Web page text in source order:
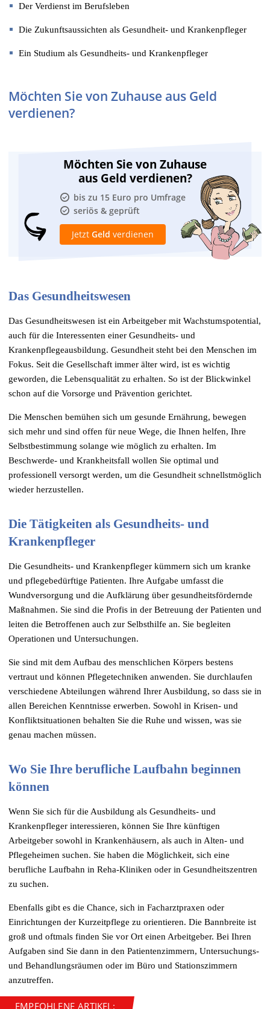
Der Verdienst im Berufsleben
Die Zukunftsaussichten als Gesundheit- und Krankenpfleger
Ein Studium als Gesundheits- und Krankenpfleger
Möchten Sie von Zuhause aus Geld
verdienen?
Möchten Sie von Zuhause
aus Geld verdienen?
bis zu 15 Euro pro Umfrage
seriös & geprüft
Jetzt Geld verdienen
Das Gesundheitswesen
Das Gesundheitswesen ist ein Arbeitgeber mit Wachstumspotential,
auch für die Interessenten einer Gesundheits- und
Krankenpflegeausbildung. Gesundheit steht bei den Menschen im
Fokus. Seit die Gesellschaft immer älter wird, ist es wichtig
geworden, die Lebensqualität zu erhalten. So ist der Blickwinkel
schon auf die Vorsorge und Prävention gerichtet.
Die Menschen bemühen sich um gesunde Ernährung, bewegen
sich mehr und sind offen für neue Wege, die Ihnen helfen, Ihre
Selbstbestimmung solange wie möglich zu erhalten. Im
Beschwerde- und Krankheitsfall wollen Sie optimal und
professionell versorgt werden, um die Gesundheit schnellstmöglich
wieder herzustellen.
Die Tätigkeiten als Gesundheits- und
Krankenpfleger
Die Gesundheits- und Krankenpfleger kümmern sich um kranke
und pflegebedürftige Patienten. Ihre Aufgabe umfasst die
Wundversorgung und die Aufklärung über gesundheitsfördernde
Maßnahmen. Sie sind die Profis in der Betreuung der Patienten und
leiten die Betroffenen auch zur Selbsthilfe an. Sie begleiten
Operationen und Untersuchungen.
Sie sind mit dem Aufbau des menschlichen Körpers bestens
vertraut und können Pflegetechniken anwenden. Sie durchlaufen
verschiedene Abteilungen während Ihrer Ausbildung, so dass sie in
allen Bereichen Kenntnisse erwerben. Sowohl in Krisen- und
Konfliktsituationen behalten Sie die Ruhe und wissen, was sie
genau machen müssen.
Wo Sie Ihre berufliche Laufbahn beginnen
können
Wenn Sie sich für die Ausbildung als Gesundheits- und
Krankenpfleger interessieren, können Sie Ihre künftigen
Arbeitgeber sowohl in Krankenhäusern, als auch in Alten- und
Pflegeheimen suchen. Sie haben die Möglichkeit, sich eine
berufliche Laufbahn in Reha-Kliniken oder in Gesundheitszentren
zu suchen.
Ebenfalls gibt es die Chance, sich in Facharztpraxen oder
Einrichtungen der Kurzeitpflege zu orientieren. Die Bannbreite ist
groß und oftmals finden Sie vor Ort einen Arbeitgeber. Bei Ihren
Aufgaben sind Sie dann in den Patientenzimmern, Untersuchungs-
und Behandlungsräumen oder im Büro und Stationszimmern
anzutreffen.
EMPFOHLENE ARTIKEL: